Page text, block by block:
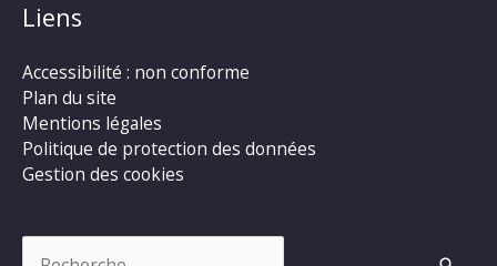
Liens
Accessibilité : non conforme
Plan du site
Mentions légales
Politique de protection des données
Gestion des cookies